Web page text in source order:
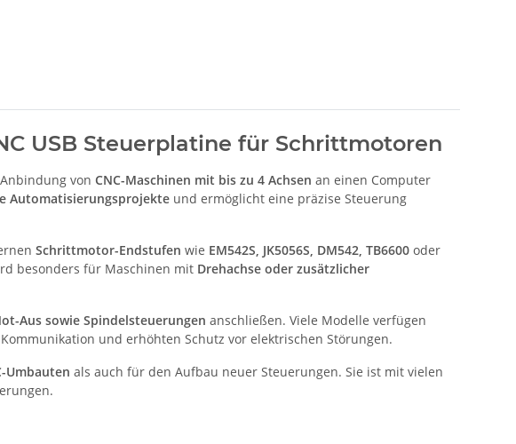
USB Steuerplatine für Schrittmotoren
von CNC-Maschinen mit bis zu 4 Achsen an einen Computer
Automatisierungsprojekte und ermöglicht eine präzise Steuerung
Schrittmotor-Endstufen wie EM542S, JK5056S, DM542, TB6600 oder
besonders für Maschinen mit Drehachse oder zusätzlicher
Aus sowie Spindelsteuerungen anschließen. Viele Modelle verfügen
und erhöhten Schutz vor elektrischen Störungen.
Umbauten als auch für den Aufbau neuer Steuerungen. Sie ist mit vielen